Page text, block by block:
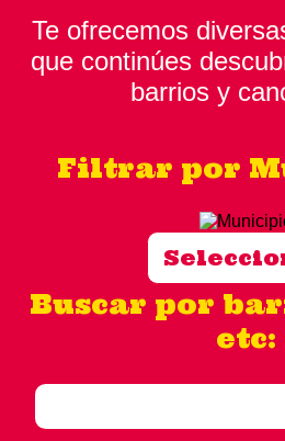
Te ofrecemos
que continúes
barrios y
Filtrar por
Buscar por
etc: